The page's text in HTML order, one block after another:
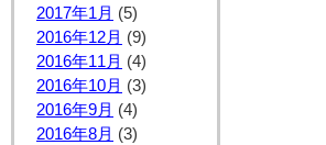
2017年1月 (5)
2016年12月 (9)
2016年11月 (4)
2016年10月 (3)
2016年9月 (4)
2016年8月 (3)